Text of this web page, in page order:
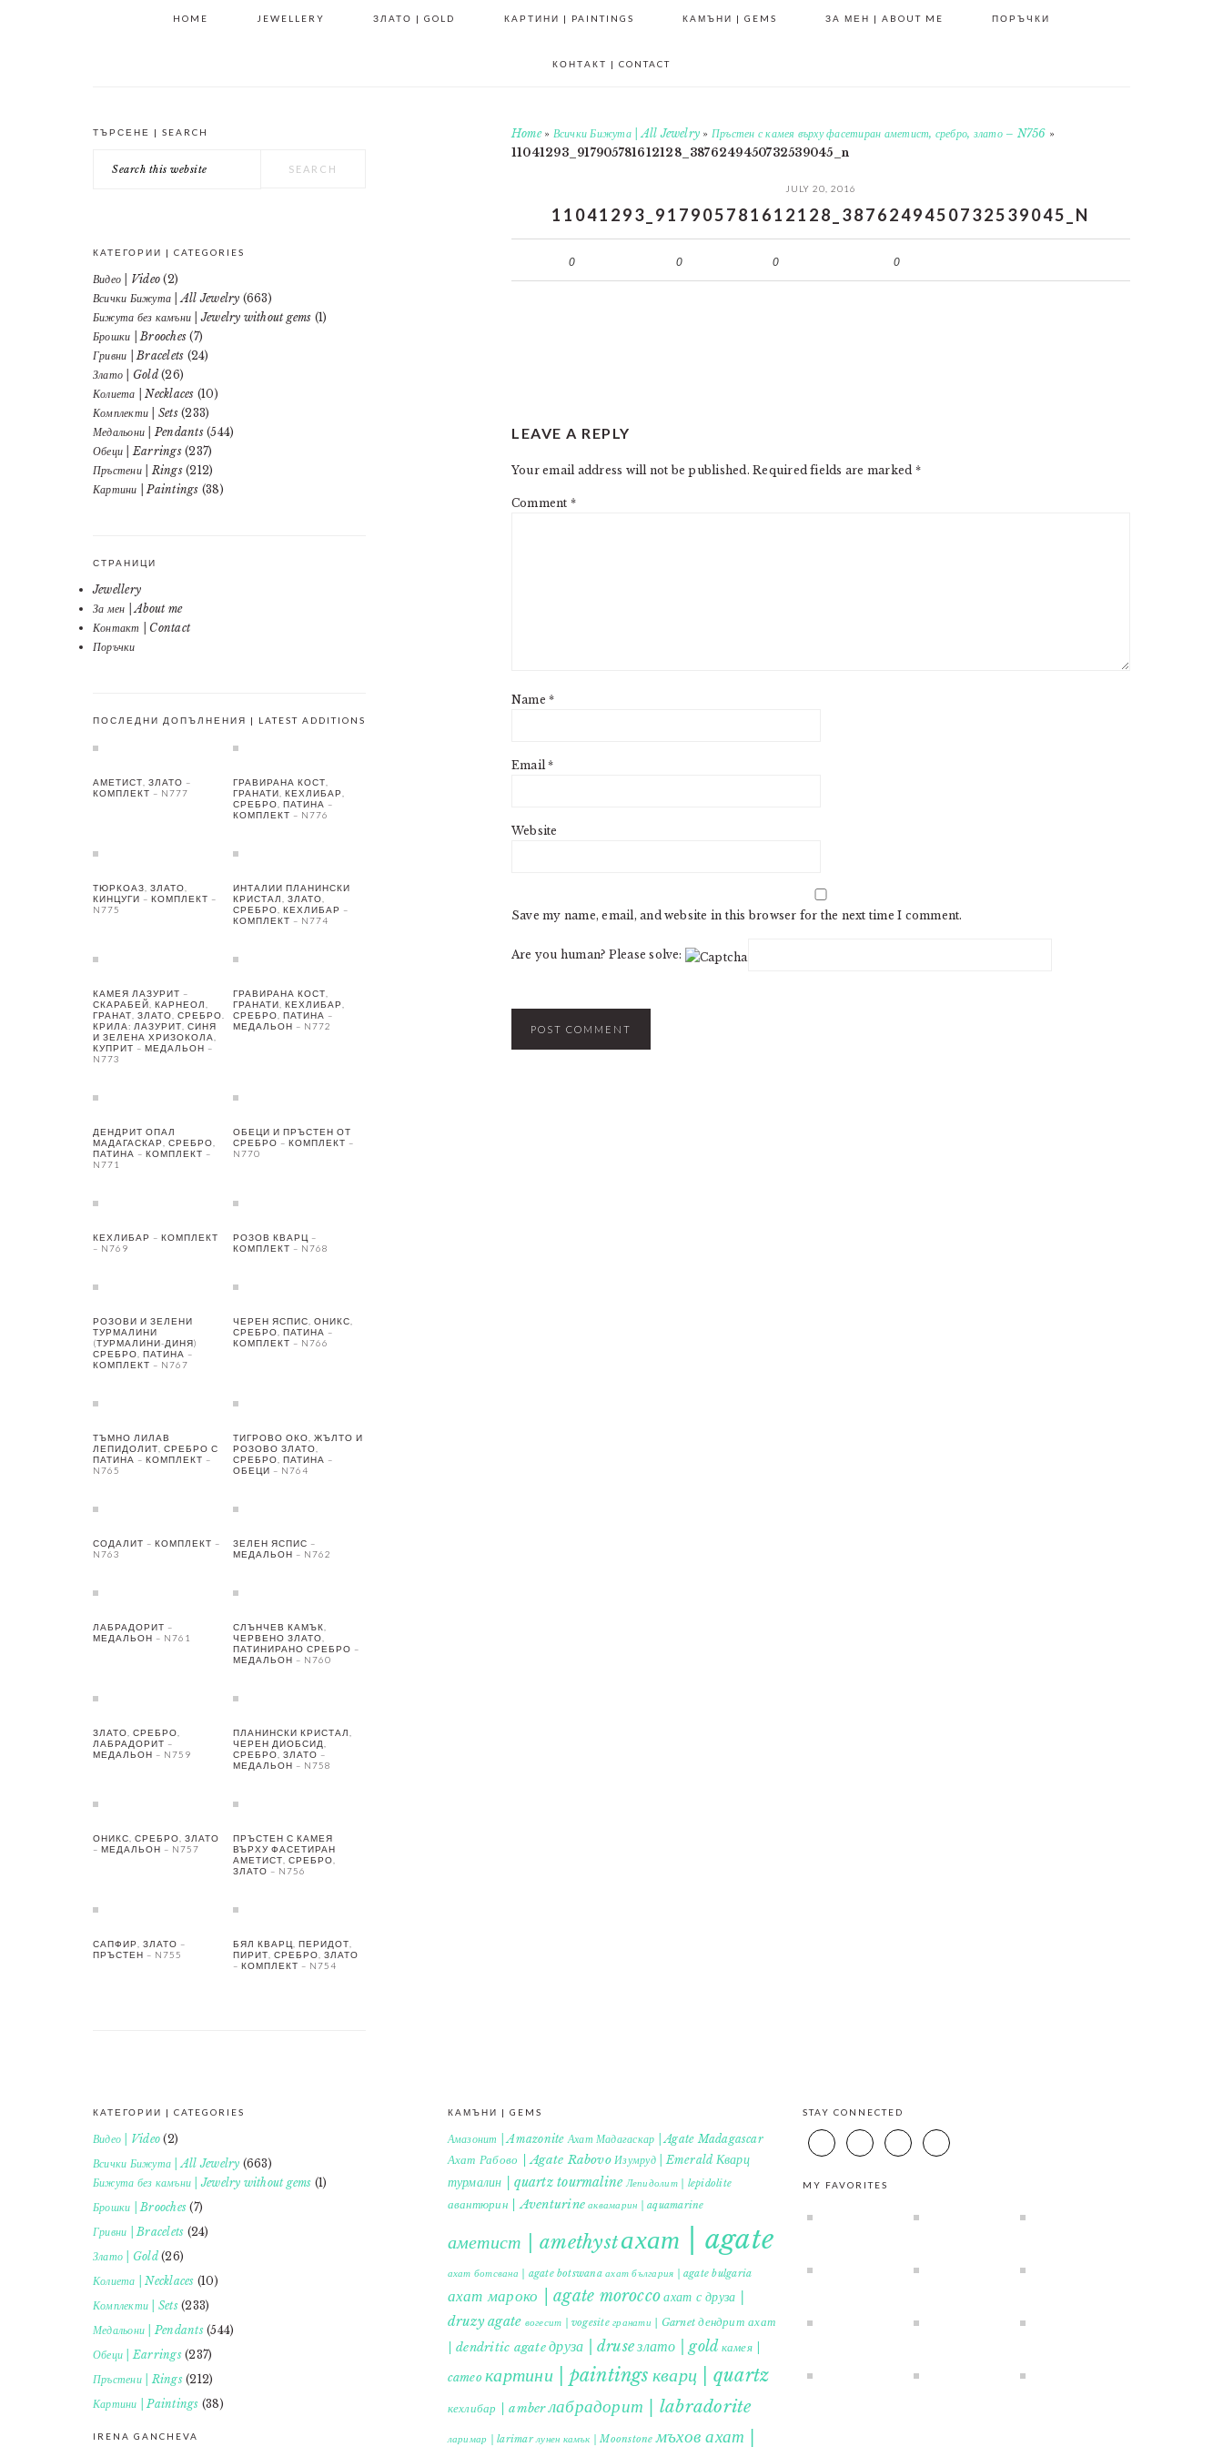
HOME JEWELLERY ЗЛАТО | GOLD КАРТИНИ | PAINTINGS КАМЪНИ | GEMS ЗА МЕН | ABOUT ME ПОРЪЧКИ
КОНТАКТ | CONTACT
Home» Всички Бижута | All Jewelry » Пръстен с камея върху фасетиран аметист, сребро, злато – N756 »
11041293_917905781612128_3876249450732539045_n
JULY 20, 2016
11041293_917905781612128_3876249450732539045_N
0 0 0 0
INTERACTIONS
LEAVE A REPLY
Your email address will not be published. Required fields are marked *
Comment *
Name*
Email*
Website
Save my name, email, and website in this browser for the next time I comment.
Are you human? Please solve:
PRIMARY
SIDEBAR
ТЪРСЕНЕ | SEARCH
this
КАТЕГОРИИ | CATEGORIES
Видео | Video (2)
Всички Бижута | All Jewelry (663)
Бижута без камъни | Jewelry without gems (1)
Брошки | Brooches (7)
Гривни | Bracelets (24)
Злато | Gold(26)
Колиета | Necklaces (10)
Комплекти | Sets(233)
Медальони | Pendants(544)
Обеци | Earrings(237)
Пръстени | Rings(212)
Картини | Paintings (38)
СТРАНИЦИ
Jewellery
За мен | About me
Контакт | Contact
Поръчки
ПОСЛЕДНИ ДОПЪЛНЕНИЯ | LATEST ADDITIONS
АМЕТИСТ, ЗЛАТО –
КОМПЛЕКТ – N777
ГРАВИРАНА КОСТ,
ГРАНАТИ, КЕХЛИБАР,
СРЕБРО, ПАТИНА –
КОМПЛЕКТ – N776
ТЮРКОАЗ, ЗЛАТО,
КИНЦУГИ – КОМПЛЕКТ –
N775
ИНТАЛИИ ПЛАНИНСКИ
КРИСТАЛ, ЗЛАТО,
СРЕБРО, КЕХЛИБАР –
КОМПЛЕКТ – N774
КАМЕЯ ЛАЗУРИТ –
СКАРАБЕЙ, КАРНЕОЛ,
ГРАНАТ, ЗЛАТО, СРЕБРО.
КРИЛА: ЛАЗУРИТ, СИНЯ
И ЗЕЛЕНА ХРИЗОКОЛА,
КУПРИТ – МЕДАЛЬОН –
N773
ГРАВИРАНА КОСТ,
ГРАНАТИ, КЕХЛИБАР,
СРЕБРО, ПАТИНА –
МЕДАЛЬОН – N772
ДЕНДРИТ ОПАЛ
МАДАГАСКАР, СРЕБРО,
ПАТИНА – КОМПЛЕКТ –
N771
ОБЕЦИ И ПРЪСТЕН ОТ
СРЕБРО – КОМПЛЕКТ –
N770
КЕХЛИБАР – КОМПЛЕКТ
– N769
РОЗОВ КВАРЦ –
КОМПЛЕКТ – N768
РОЗОВИ И ЗЕЛЕНИ
ТУРМАЛИНИ
(ТУРМАЛИНИ-ДИНЯ)
СРЕБРО, ПАТИНА –
КОМПЛЕКТ – N767
ЧЕРЕН ЯСПИС, ОНИКС,
СРЕБРО, ПАТИНА –
КОМПЛЕКТ – N766
ТЪМНО ЛИЛАВ
ЛЕПИДОЛИТ, СРЕБРО С
ПАТИНА – КОМПЛЕКТ –
N765
ТИГРОВО ОКО, ЖЪЛТО И
РОЗОВО ЗЛАТО,
СРЕБРО, ПАТИНА –
ОБЕЦИ – N764
СОДАЛИТ – КОМПЛЕКТ –
N763
ЗЕЛЕН ЯСПИС –
МЕДАЛЬОН – N762
ЛАБРАДОРИТ –
МЕДАЛЬОН – N761
СЛЪНЧЕВ КАМЪК,
ЧЕРВЕНО ЗЛАТО,
ПАТИНИРАНО СРЕБРО –
МЕДАЛЬОН – N760
ЗЛАТО, СРЕБРО,
ЛАБРАДОРИТ –
МЕДАЛЬОН – N759
ПЛАНИНСКИ КРИСТАЛ,
ЧЕРЕН ДИОБСИД,
СРЕБРО, ЗЛАТО –
МЕДАЛЬОН – N758
ОНИКС, СРЕБРО, ЗЛАТО
– МЕДАЛЬОН – N757
ПРЪСТЕН С КАМЕЯ
ВЪРХУ ФАСЕТИРАН
АМЕТИСТ, СРЕБРО,
ЗЛАТО – N756
САПФИР, ЗЛАТО –
ПРЪСТЕН – N755
БЯЛ КВАРЦ, ПЕРИДОТ,
ПИРИТ, СРЕБРО, ЗЛАТО
– КОМПЛЕКТ – N754
КАТЕГОРИИ | CATEGORIES
Видео | Video (2)
Всички Бижута | All Jewelry (663)
Бижута без камъни | Jewelry without gems (1)
Брошки | Brooches (7)
Гривни | Bracelets (24)
Злато | Gold(26)
Колиета | Necklaces (10)
Комплекти | Sets(233)
Медальони | Pendants(544)
Обеци | Earrings(237)
Пръстени | Rings(212)
Картини | Paintings (38)
IRENA GANCHEVA
КАМЪНИ | GEMS
Амазонит | Amazonite Ахат Мадагаскар | Agate Madagascar
Ахат Рабово | Agate Rabovo Изумруд | Emerald Кварц
турмалин | quartz tourmaline Лепидолит | lepidolite
авантюрин | Aventurine аквамарин | aquamarine
аметист | amethystахат | agate
ахат ботсвана | agate botswana ахат българия | agate bulgaria
ахат мароко | agate moroccoахат с друза |
druzy agate вогесит | vogesite гранати | Garnet дендрит ахат
| dendritic agateдруза | druseзлато | gold камея |
cameo картини | paintings кварц | quartz
кехлибар | amberлабрадорит | labradorite
ларимар | larimar лунен камък | Moonstone мъхов ахат |
STAY CONNECTED
MY FAVORITES